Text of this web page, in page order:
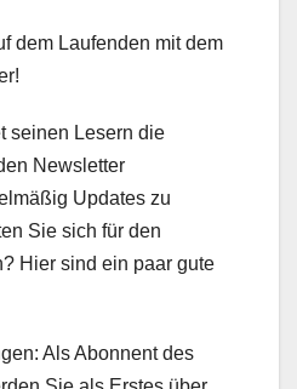
dem Laufenden mit dem
seinen Lesern die
Newsletter
Updates zu
Sie sich für den
Hier sind ein paar gute
Als Abonnent des